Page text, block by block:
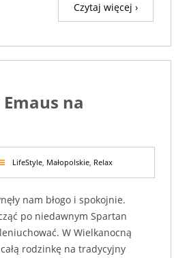
Czytaj więcej ›
na
LifeStyle, Małopolskie, Relax
nam błogo i spokojnie.
po niedawnym Spartan
W Wielkanocną
rodzinkę na tradycyjny